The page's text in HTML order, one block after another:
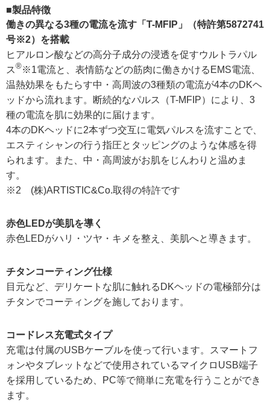
■製品特徴
働きの異なる3種の電流を流す「T-MFIP」（特許第5872741
号※2）を搭載
ヒアルロン酸などの高分子成分の浸透を促すウルトラパル
ス®※1電流と、表情筋などの筋肉に働きかけるEMS電流、
温熱効果をもたらす中・高周波の3種類の電流が4本のDKヘ
ッドから流れます。断続的なパルス（T-MFIP）により、3
種の電流を肌に効果的に届けます。
4本のDKヘッドに2本ずつ交互に電気パルスを流すことで、
エスティシャンの行う指圧とタッピングのような体感を得
られます。また、中・高周波がお肌をじんわりと温めま
す。
※2 (株)ARTISTIC&Co.取得の特許です
赤色LEDが美肌を導く
赤色LEDがハリ・ツヤ・キメを整え、美肌へと導きます。
チタンコーティング仕様
目元など、デリケートな肌に触れるDKヘッドの電極部分は
チタンでコーティングを施しております。
コードレス充電式タイプ
充電は付属のUSBケーブルを使って行います。スマートフ
ォンやタブレットなどで使用されているマイクロUSB端子
を採用しているため、PC等で簡単に充電を行うことができ
ます。